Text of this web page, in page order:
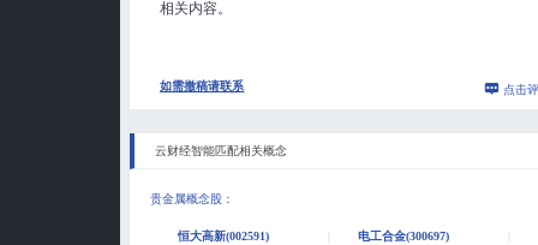
相关内容。
如需撤稿请联系 点击
云财经智能匹配相关概念
贵金属概念股：
恒大高新(002591) 电工合金(300697)